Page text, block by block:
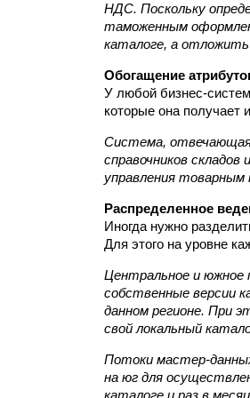
НДС. Поскольку
таможенным
каталоге, а
Обогащение
У любой бизнес-
которые она получает
Система, отвечающая
справочников
управления товарным
Распределенное
Иногда нужно
Для этого на уровне
Центральное и южное
собственные версии
данном регионе. При
свой локальный
Потоки мастер-
на юг для
каталоге и раз в